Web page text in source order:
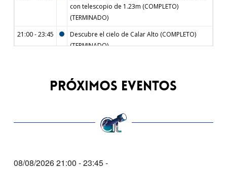
con telescopio de 1.23m (COMPLETO)
(TERMINADO)
21:00 - 23:45
Descubre el cielo de Calar Alto (COMPLETO)
(TERMINADO)
21:00 - 00:45
Ventana al Universo – Experiencia astronómica
con telescopio de 1.23m (COMPLETO)
Descubre el cielo de Calar Alto (COMPLETO)
22:15 - 00:15
Descubre el cielo de Sierra Nevada (COMPLETO)
PRÓXIMOS EVENTOS
08/08/2026 21:00 - 23:45 -